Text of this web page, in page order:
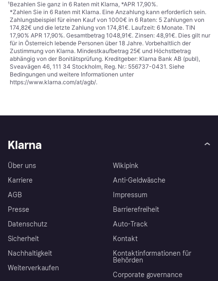
¹Bezahlen Sie ganz in 6 Raten mit Klarna, *APR 17,90%.
*Zahlen Sie in 6 Raten mit Klarna. Eine Anzahlung kann erforderlich sein.
Zahlungsbeispiel für einen Kauf von 1000€ in 6 Raten: 5 Zahlungen von
174,82€ und die letzte Zahlung von 174,81€. Laufzeit: 6 Monate. TIN
17,90% APR 17,90%. Gesamtbetrag 1048,91€. Zinsen: 48,91€. Dies gilt nur
für in Österreich lebende Personen über 18 Jahre. Vorbehaltlich der
Zustimmung von Klarna. Mindestkaufbetrag 25€ und Höchstbetrag
abhängig von der Bonitätsprüfung. Kreditgeber: Klarna Bank AB (publ),
Sveavägen 46, 111 34 Stockholm, Reg. Nr.: 556737-0431. Siehe
Bedingungen und weitere Informationen unter
https://www.klarna.com/at/agb/.
Klarna
Über uns
Karriere
AGB
Presse
Datenschutz
Sicherheit
Nachhaltigkeit
Weiterverkaufen
Wikipink
Anti-Geldwäsche
Impressum
Barrierefreiheit
Auto-Track
Kontakt
Kontaktinformationen für
Behörden
Corporate governance